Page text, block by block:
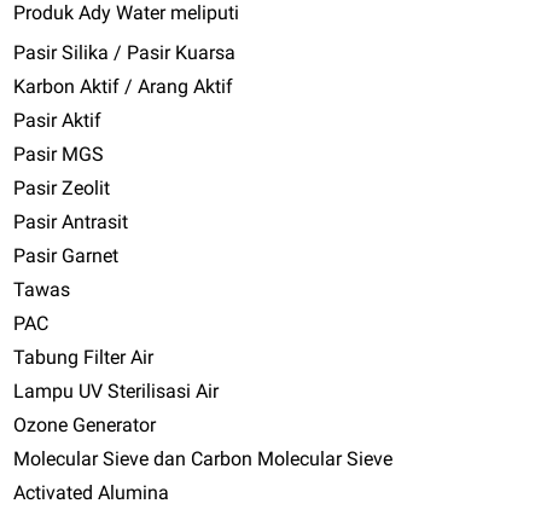
Produk Ady Water meliputi
Pasir Silika / Pasir Kuarsa
Karbon Aktif / Arang Aktif
Pasir Aktif
Pasir MGS
Pasir Zeolit
Pasir Antrasit
Pasir Garnet
Tawas
PAC
Tabung Filter Air
Lampu UV Sterilisasi Air
Ozone Generator
Molecular Sieve dan Carbon Molecular Sieve
Activated Alumina